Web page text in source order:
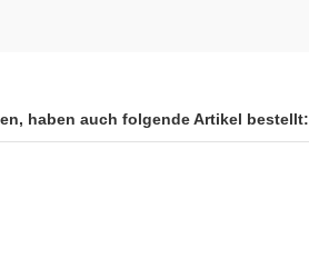
haben auch folgende Artikel bestellt: